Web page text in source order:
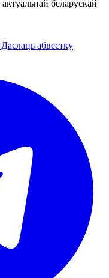
беларускай
Даслаць абвестку